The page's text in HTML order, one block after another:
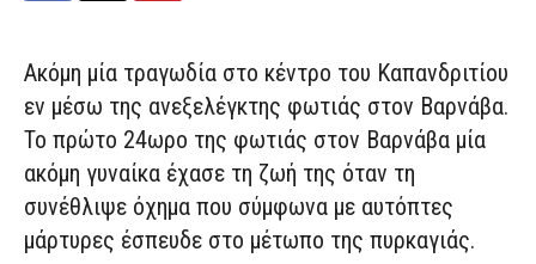
Ακόμη μία τραγωδία στο κέντρο του Καπανδριτίου
εν μέσω της ανεξελέγκτης φωτιάς στον Βαρνάβα.
Το πρώτο 24ωρο της φωτιάς στον Βαρνάβα μία
ακόμη γυναίκα έχασε τη ζωή της όταν τη
συνέθλιψε όχημα που σύμφωνα με αυτόπτες
μάρτυρες έσπευδε στο μέτωπο της πυρκαγιάς.